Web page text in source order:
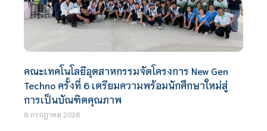
คณะเทคโนโลยีอุตสาหกรรมจัดโครงการ New Gen
Techno ครั้งที่ 6 เตรียมความพร้อมนักศึกษาใหม่สู่
การเป็นบัณฑิตคุณภาพ
8 กรกฎาคม 2026